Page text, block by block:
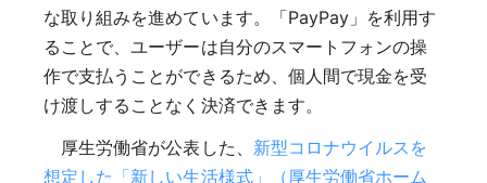
な取り組みを進めています。「PayPay」を利用す
ることで、ユーザーは自分のスマートフォンの操
作で支払うことができるため、個人間で現金を受
け渡しすることなく決済できます。
厚生労働省が公表した、 新型コロナウイルスを
想定した「新しい生活様式」（厚生労働省ホーム